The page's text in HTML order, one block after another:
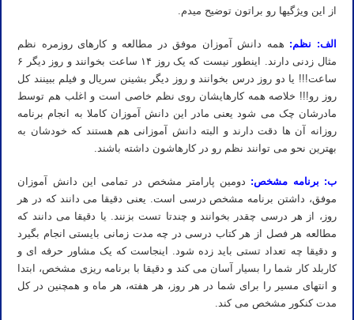
از این ویژگیها رو براتون توضیح میدم.
الف: نظم: همه دانش آموزان موفق در مطالعه و کارهای روزمره نظم
مثال زدنی دارند. اینطور نیست که یک روز ۱۴ ساعت بخوانند و روز دیگر ۶
ساعت!!! یا دو روز درس بخوانند و روز دیگر بشینن سریال و فیلم ببینند کل
روز رو!!! خلاصه همه کارهایشان روی نظم خاصی است و اغلب هم توسط
مادرشان چک می شود یعنی مادر این دانش آموزان کاملا به انجام برنامه
روزانه آن ها دقت دارند و البته دانش آموزانی هم هستند که خودشان به
بهترین نحو می توانند نظم رو در کارهاشون داشته باشند.
ب: برنامه مشخص: دومین پارامتر مشخص در تمامی این دانش آموزان
موفق، داشتن برنامه مشخص درسی است. یعنی دقیقا می دانند که در هر
روز، از هر درسی چقدر بخوانند و چندتا تست بزنند. یا دقیقا می دانند که
مطالعه هر فصل از هر کتاب درسی در چه مدت زمانی بایستی انجام بگیرد
و دقیقا چه تعداد تستی باید زده شود. اینجاست که یک مشاور حرفه ای و
کاربلد کار شما را بسیار آسان می کند و دقیقا با برنامه ریزی مشخص، ابتدا
و انتهای مسیر را برای شما در هر روز، هر هفته، هر ماه و همچنین در کل
مدت کنکور مشخص می کند.